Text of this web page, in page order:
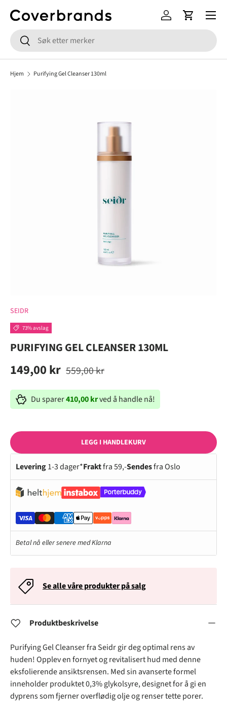
HOPP TIL INNHOLD
Søk
Søk
Logg innHandlekurv
Meny
Hjem Purifying Gel Cleanser 130ml
SEIDR
73% avslag
PURIFYING GEL CLEANSER 130ML
149,00 kr 559,00 kr
Du sparer410,00 krved å handle nå!
LEGG I HANDLEKURV
Levering1-3 dager*Fraktfra 59,-Sendesfra Oslo
Betal nå eller senere med Klarna
Se alle våre produkter på salg
Produktbeskrivelse
Purifying Gel Cleanser fra Seidr gir deg optimal rens av
huden! Opplev en fornyet og revitalisert hud med denne
eksfolierende ansiktsrensen. Med sin avanserte formel
inneholder produktet 0,3% glykolsyre, designet for å gi en
dyprens som fjerner overflødig olje og renser tette porer.